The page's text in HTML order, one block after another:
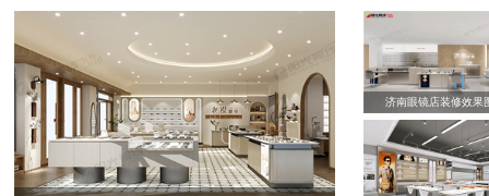
济南眼镜店装修效果